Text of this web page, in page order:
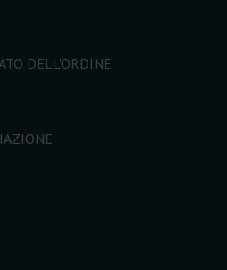
DELL'ORDINE